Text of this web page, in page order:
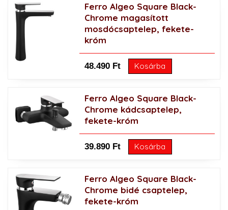
Ferro Algeo Square Black-
Chrome magasított
mosdócsaptelep, fekete-
króm
48.490 Ft Kosárba
Ferro Algeo Square Black-
Chrome kádcsaptelep,
fekete-króm
39.890 Ft Kosárba
Ferro Algeo Square Black-
Chrome bidé csaptelep,
fekete-króm